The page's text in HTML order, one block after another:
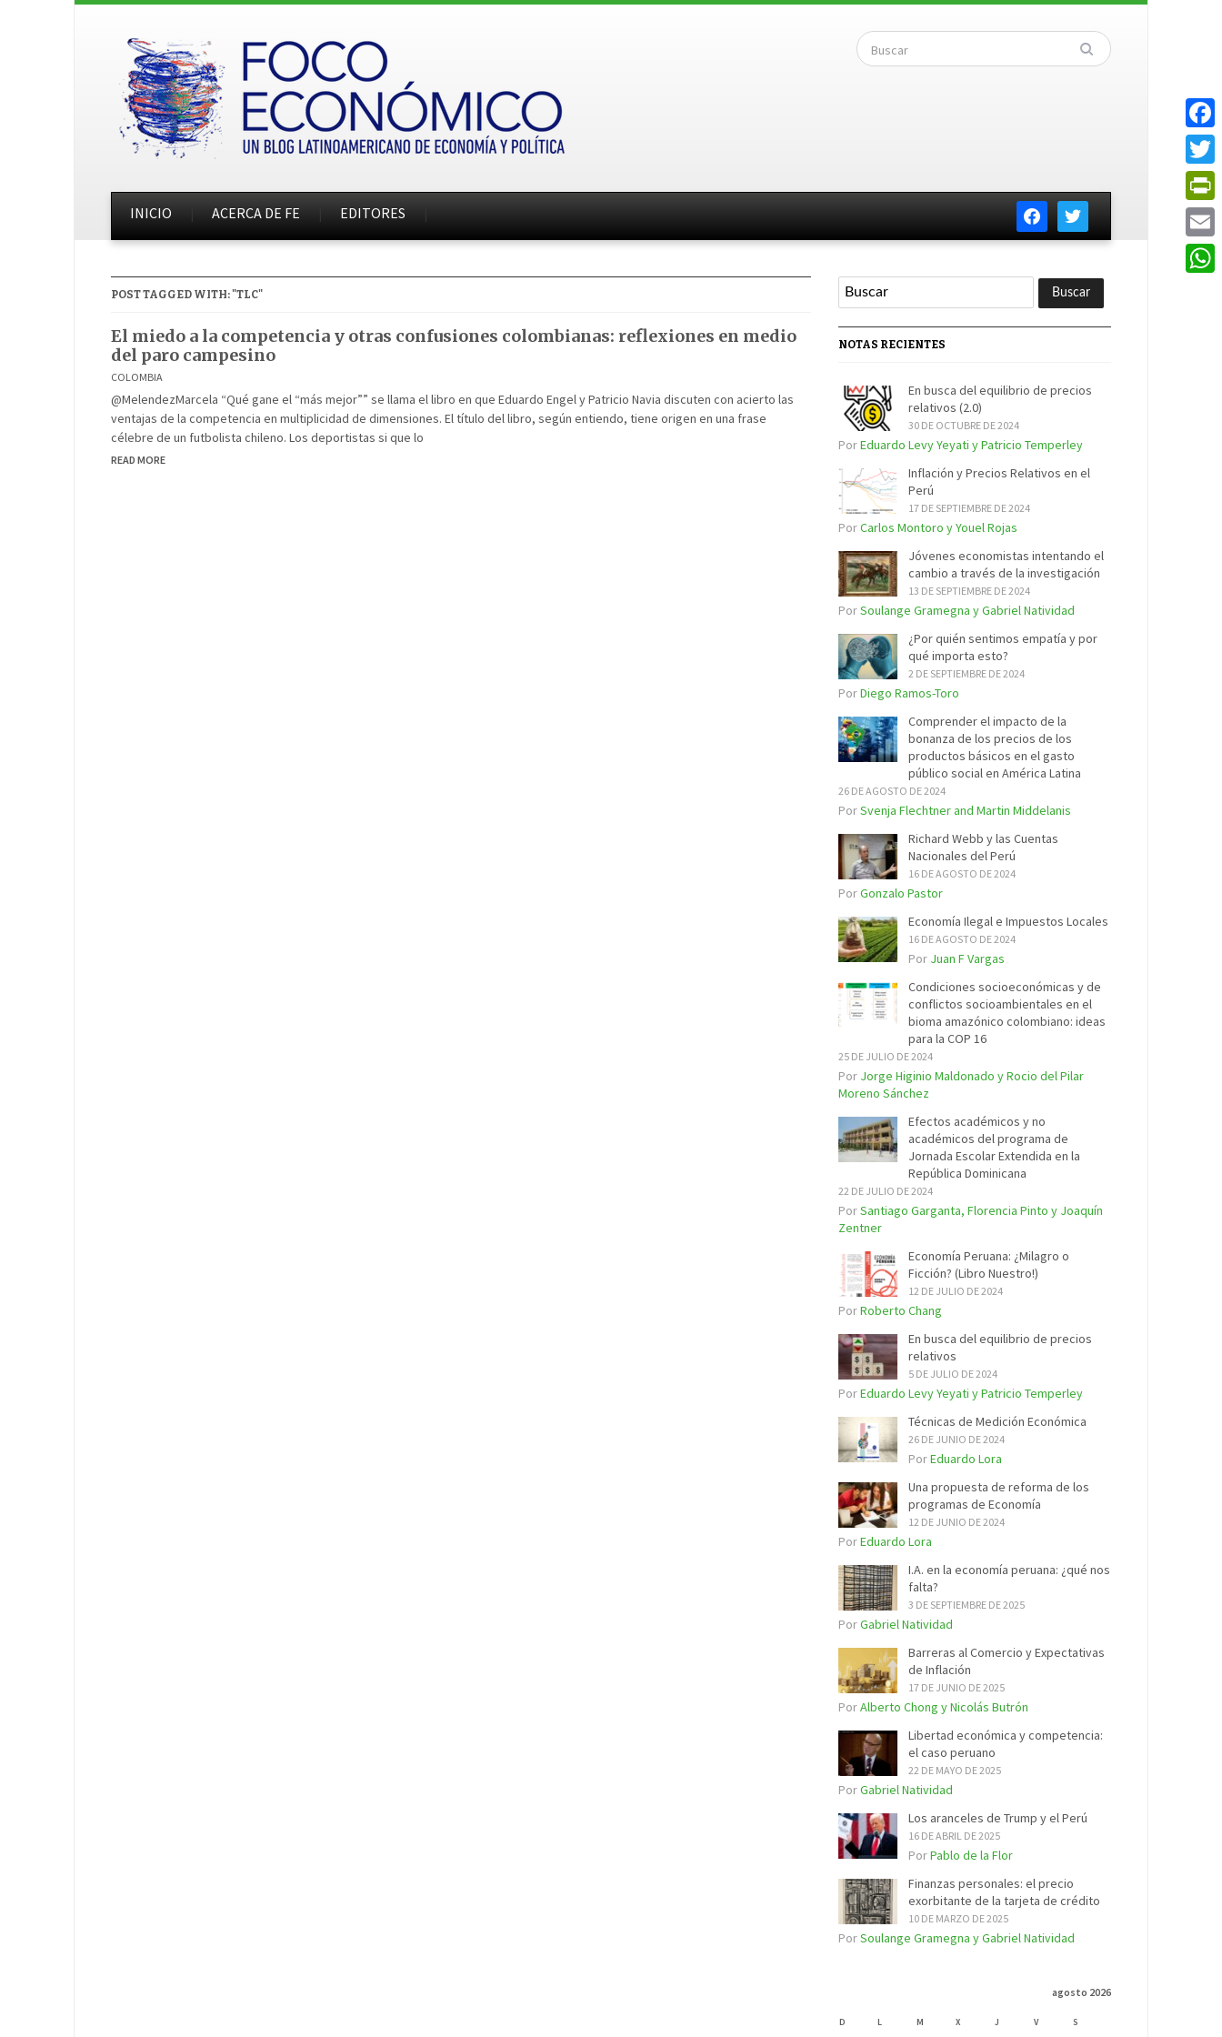
facebooktwitter
INICIO ACERCA DE FE EDITORES
POST TAGGED WITH: "TLC"
El miedo a la competencia y otras confusiones colombianas: reflexiones en medio
del paro campesino
COLOMBIA
@MelendezMarcela “Qué gane el “más mejor”” se llama el libro en que Eduardo Engel y Patricio Navia discuten con acierto las
ventajas de la competencia en multiplicidad de dimensiones. El título del libro, según entiendo, tiene origen en una frase
célebre de un futbolista chileno. Los deportistas si que lo
READ MORE
NOTAS RECIENTES
En busca del equilibrio de precios
relativos (2.0)
30 DE OCTUBRE DE 2024
PorEduardo Levy Yeyati y Patricio Temperley
Inflación y Precios Relativos en el
Perú
17 DE SEPTIEMBRE DE 2024
PorCarlos Montoro y Youel Rojas
Jóvenes economistas intentando el
cambio a través de la investigación
13 DE SEPTIEMBRE DE 2024
PorSoulange Gramegna y Gabriel Natividad
¿Por quién sentimos empatía y por
qué importa esto?
2 DE SEPTIEMBRE DE 2024
PorDiego Ramos-Toro
Comprender el impacto de la
bonanza de los precios de los
productos básicos en el gasto
público social en América Latina
26 DE AGOSTO DE 2024
PorSvenja Flechtner and Martin Middelanis
Richard Webb y las Cuentas
Nacionales del Perú
16 DE AGOSTO DE 2024
PorGonzalo Pastor
Economía Ilegal e Impuestos Locales
16 DE AGOSTO DE 2024
Por Juan F Vargas
Condiciones socioeconómicas y de
conflictos socioambientales en el
bioma amazónico colombiano: ideas
para la COP 16
25 DE JULIO DE 2024
Por Jorge Higinio Maldonado y Rocio del Pilar
Moreno Sánchez
Efectos académicos y no
académicos del programa de
Jornada Escolar Extendida en la
República Dominicana
22 DE JULIO DE 2024
PorSantiago Garganta, Florencia Pinto y Joaquín
Zentner
Economía Peruana: ¿Milagro o
Ficción? (Libro Nuestro!)
12 DE JULIO DE 2024
PorRoberto Chang
En busca del equilibrio de precios
relativos
5 DE JULIO DE 2024
PorEduardo Levy Yeyati y Patricio Temperley
Técnicas de Medición Económica
26 DE JUNIO DE 2024
PorEduardo Lora
Una propuesta de reforma de los
programas de Economía
12 DE JUNIO DE 2024
PorEduardo Lora
I.A. en la economía peruana: ¿qué nos
falta?
3 DE SEPTIEMBRE DE 2025
PorGabriel Natividad
Barreras al Comercio y Expectativas
de Inflación
17 DE JUNIO DE 2025
PorAlberto Chong y Nicolás Butrón
Libertad económica y competencia:
el caso peruano
22 DE MAYO DE 2025
PorGabriel Natividad
Los aranceles de Trump y el Perú
16 DE ABRIL DE 2025
PorPablo de la Flor
Finanzas personales: el precio
exorbitante de la tarjeta de crédito
10 DE MARZO DE 2025
PorSoulange Gramegna y Gabriel Natividad
agosto 2026
D L M X J V S
Email